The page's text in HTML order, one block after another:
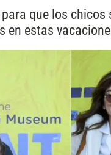
que los
en estas